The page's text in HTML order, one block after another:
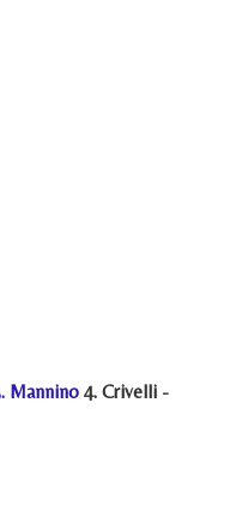
Mannino 4. Crivelli -